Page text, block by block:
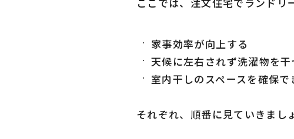
家事効率が向上する
天候に左右されず洗濯物を干
室内干しのスペースを確保で
それぞれ、順番に見ていきまし